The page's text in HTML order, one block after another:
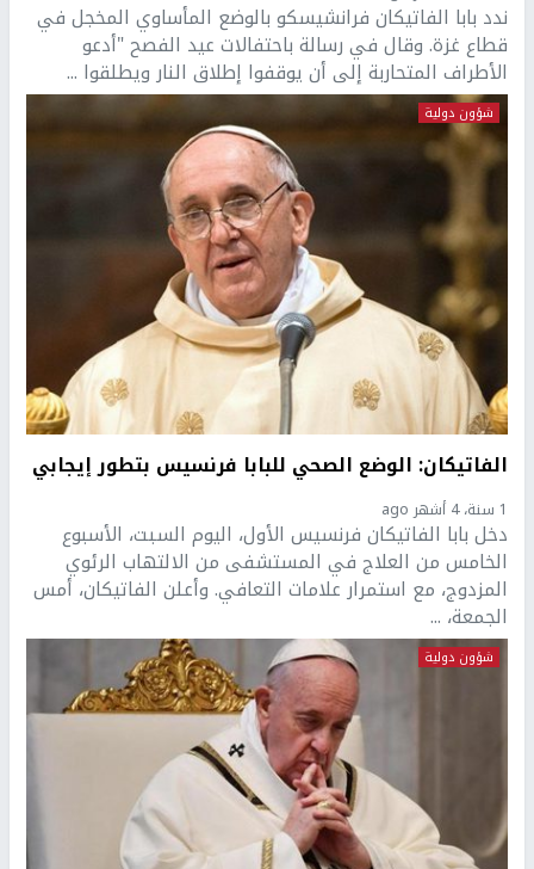
ندد بابا الفاتيكان فرانشيسكو بالوضع المأساوي المخجل في
قطاع غزة. وقال في رسالة باحتفالات عيد الفصح "أدعو
الأطراف المتحاربة إلى أن يوقفوا إطلاق النار ويطلقوا ...
شؤون دولية
الفاتيكان: الوضع الصحي للبابا فرنسيس بتطور إيجابي
1 سنة، 4 أشهر ago
دخل بابا الفاتيكان فرنسيس الأول، اليوم السبت، الأسبوع
الخامس من العلاج في المستشفى من الالتهاب الرئوي
المزدوج، مع استمرار علامات التعافي. وأعلن الفاتيكان، أمس
الجمعة، ...
شؤون دولية